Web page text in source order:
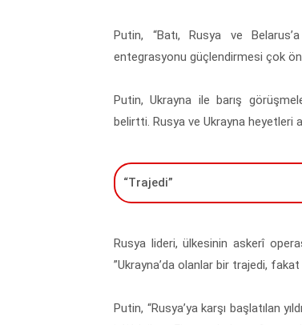
Putin, “Batı, Rusya ve
entegrasyonu güçlendirmesi çok
Putin, Ukrayna ile barış
belirtti. Rusya ve Ukrayna heyetleri
“Trajedi”
Rusya lideri, ülkesinin askerî
”Ukrayna’da olanlar bir trajedi, fakat
Putin, “Rusya’ya karşı başlatılan